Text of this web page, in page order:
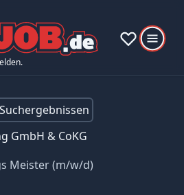
GmbH & CoKG
Meister (m/w/d)